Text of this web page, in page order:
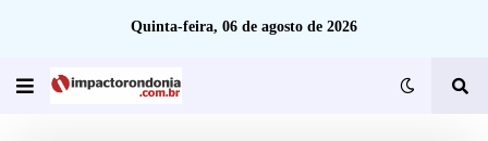
Quinta-feira, 06 de agosto de 2026